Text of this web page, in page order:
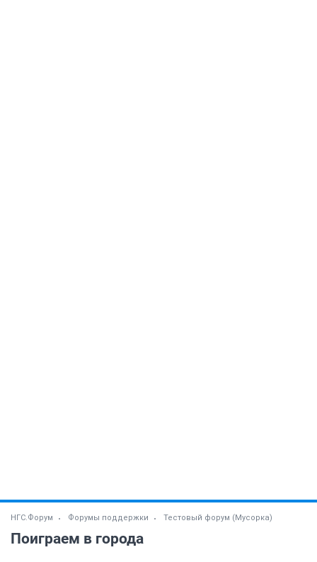
НГС.Форум Форумы поддержки Тестовый форум (Мусорка)
Поиграем в города